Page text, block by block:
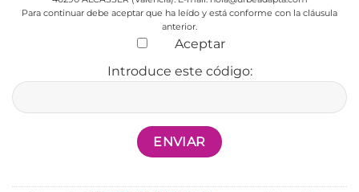
Para continuar debe aceptar que ha leído y está conforme con la cláusula
anterior.
Aceptar
Introduce este código: